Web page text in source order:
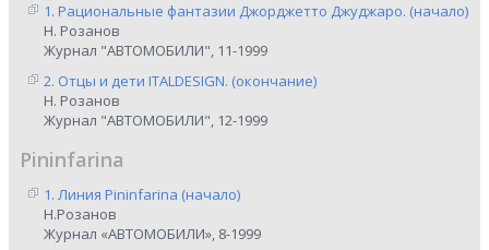
1. Рациональные фантазии Джорджетто Джуджаро. (начало)
Н. Розанов
Журнал "АВТОМОБИЛИ", 11-1999
2. Отцы и дети ITALDESIGN. (окончание)
Н. Розанов
Журнал "АВТОМОБИЛИ", 12-1999
Pininfarina
1. Линия Pininfarina (начало)
Н.Розанов
Журнал «АВТОМОБИЛИ», 8-1999